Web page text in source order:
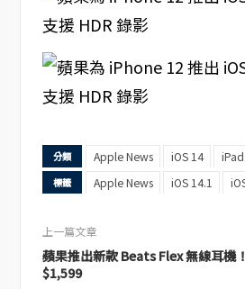
分類 Apple News iOS 14
標籤 Apple News iOS 14.1
上一篇文章
蘋果推出新款 Beats Flex 無線耳機
$1,599